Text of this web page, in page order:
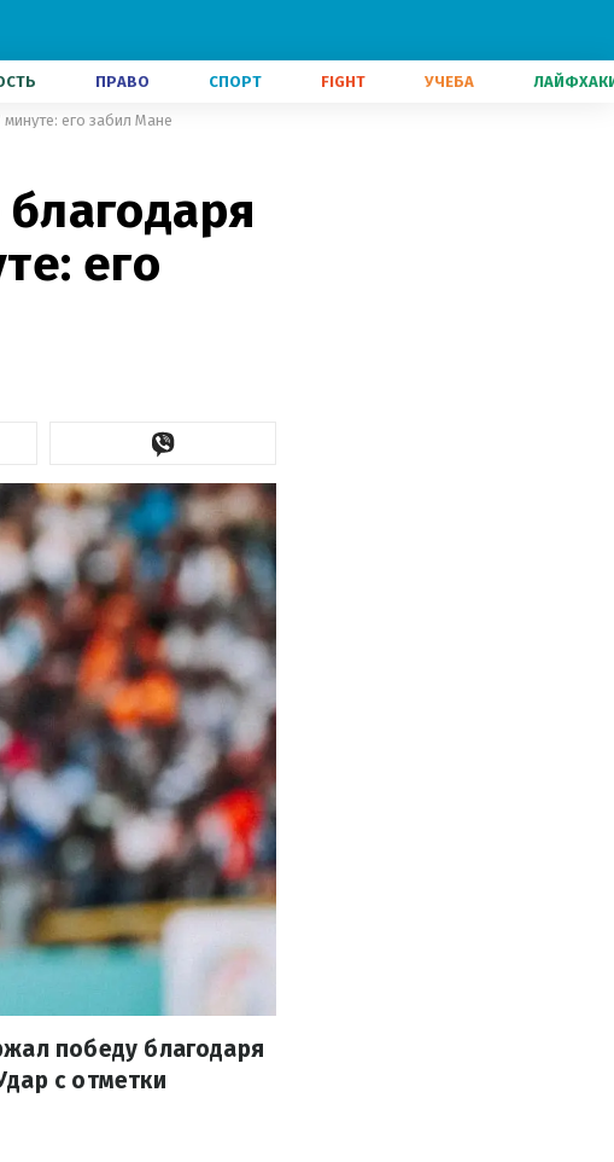
ПРАВО СПОРТ FIGHT УЧЕБА
его забил Мане
его
победу благодаря
с отметки